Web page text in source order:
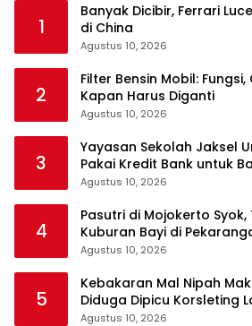
1
Banyak Dicibir, Ferrari
di China
Agustus 10, 2026
2
Filter Bensin Mobil:
Kapan Harus Diganti
Agustus 10, 2026
3
Yayasan Sekolah Jaksel
Pakai Kredit Bank untuk
Padel
Agustus 10, 2026
4
Pasutri di Mojokerto
Kuburan Bayi di
Agustus 10, 2026
5
Kebakaran Mal Nipah
Diduga Dipicu Korsleting
Agustus 10, 2026